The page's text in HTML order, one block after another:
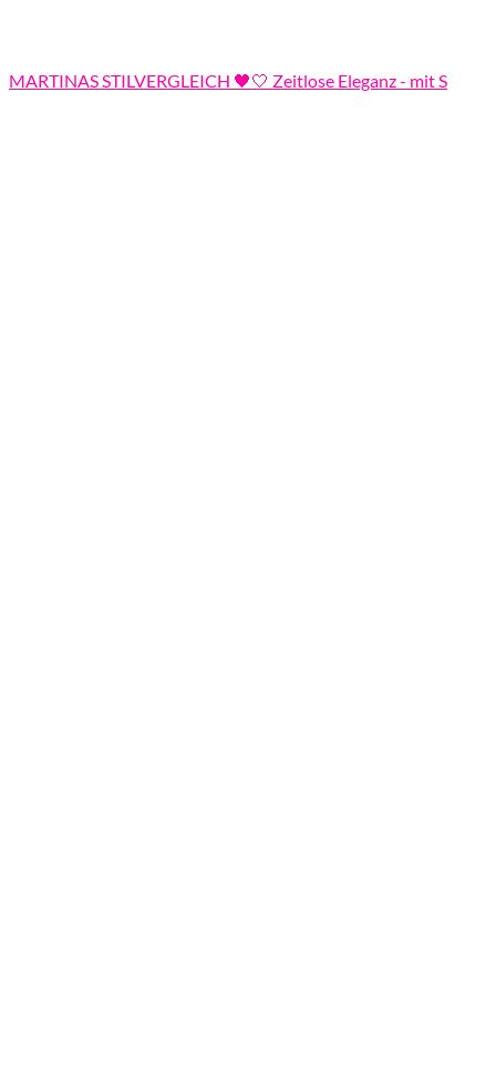
MARTINAS STILVERGLEICH 🖤🤍 Zeitlose Eleganz - mit S